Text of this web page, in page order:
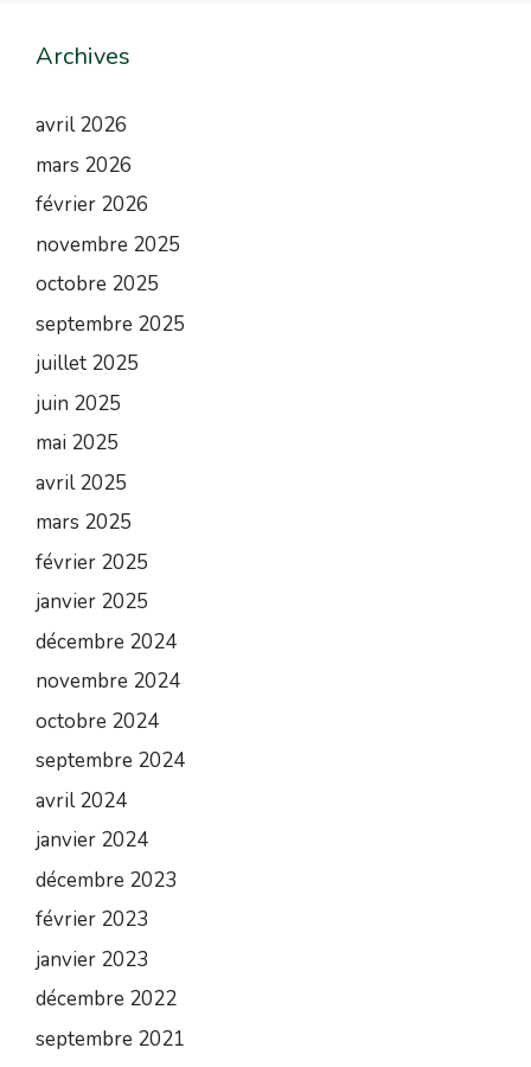
Archives
avril 2026
mars 2026
février 2026
novembre 2025
octobre 2025
septembre 2025
juillet 2025
juin 2025
mai 2025
avril 2025
mars 2025
février 2025
janvier 2025
décembre 2024
novembre 2024
octobre 2024
septembre 2024
avril 2024
janvier 2024
décembre 2023
février 2023
janvier 2023
décembre 2022
septembre 2021